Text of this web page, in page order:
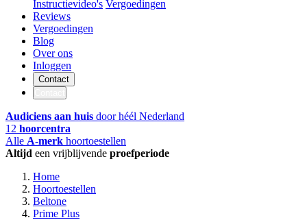
Instructievideo's Vergoedingen
Reviews
Vergoedingen
Blog
Over ons
Inloggen
Contact
Audiciens aan huis door héél Nederland
12 hoorcentra
Alle A-merk hoortoestellen
Altijd een vrijblijvende proefperiode
Home
Hoortoestellen
Beltone
Prime Plus